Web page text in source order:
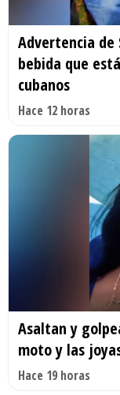
Advertencia de
bebida que
cubanos
Hace 12 horas
Asaltan y
moto y las
Hace 19 horas